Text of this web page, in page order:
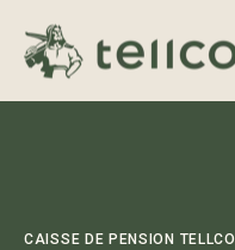
CAISSE DE PENSION TELLCO